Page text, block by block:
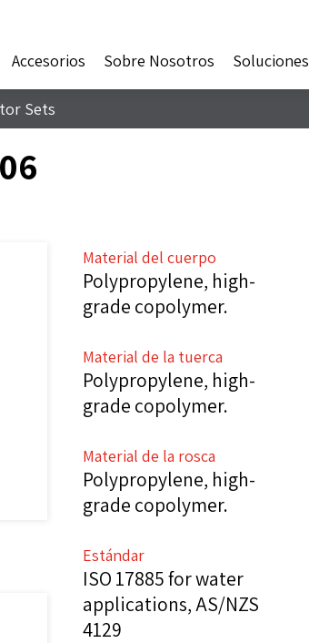
Accesorios
Sobre Nosotros Soluciones
Sets
Material del cuerpo
Polypropylene, high-
grade copolymer.
Material de la tuerca
Polypropylene, high-
grade copolymer.
Material de la rosca
Polypropylene, high-
grade copolymer.
Estándar
ISO 17885 for water
applications, AS/NZS
4129